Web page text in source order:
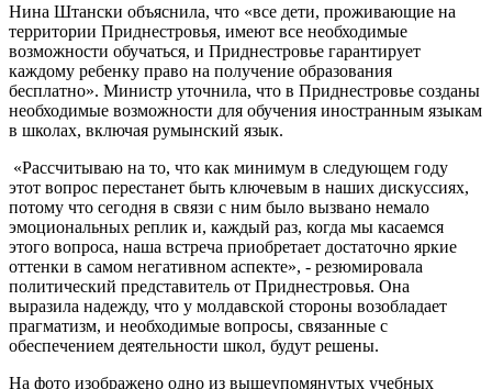
Нина Штански объяснила, что «все дети, проживающие на
территории Приднестровья, имеют все необходимые
возможности обучаться, и Приднестровье гарантирует
каждому ребенку право на получение образования
бесплатно». Министр уточнила, что в Приднестровье созданы
необходимые возможности для обучения иностранным языкам
в школах, включая румынский язык.
«Рассчитываю на то, что как минимум в следующем году
этот вопрос перестанет быть ключевым в наших дискуссиях,
потому что сегодня в связи с ним было вызвано немало
эмоциональных реплик и, каждый раз, когда мы касаемся
этого вопроса, наша встреча приобретает достаточно яркие
оттенки в самом негативном аспекте», - резюмировала
политический представитель от Приднестровья. Она
выразила надежду, что у молдавской стороны возобладает
прагматизм, и необходимые вопросы, связанные с
обеспечением деятельности школ, будут решены.
На фото изображено одно из вышеупомянутых учебных